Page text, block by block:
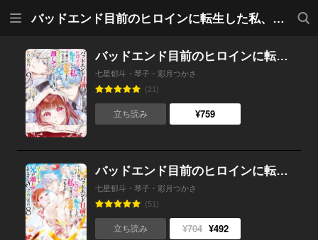
バッドエンド目前のヒロインに転生した私、今世では恋愛するつもりがチートな兄が離してくれません!?@COMIC
検索
バッドエンド目前のヒロインに転生した私、今世では恋愛するつもりがチートな兄が離してくれません!?@COMIC 第9巻【電子書籍限定描き下ろしイラスト特典付き】
七星郁斗・琴子・彩月つかさ
(21)
立ち読み ¥759
バッドエンド目前のヒロインに転生した私、今世では恋愛するつもりがチートな兄が離してくれません!?@COMIC 第8巻
七星郁斗・琴子・彩月つかさ
(51)
立ち読み ¥704 ¥492